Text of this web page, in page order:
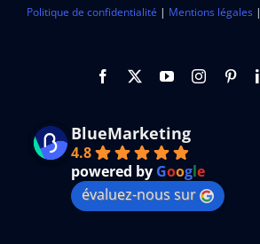
Politique de confidentialité | Mentions légales|
BlueMarketing
4.8
powered by Google
évaluez-nous sur